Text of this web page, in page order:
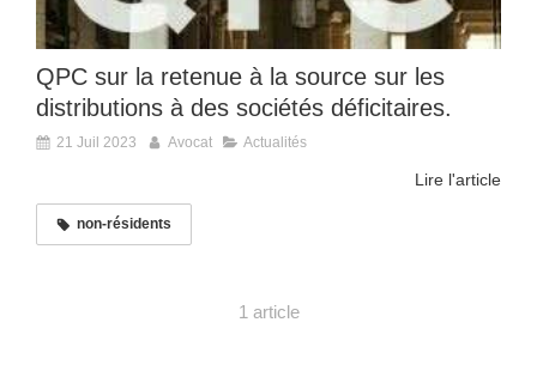
QPC sur la retenue à la source sur les
distributions à des sociétés déficitaires.
21 Juil 2023 Avocat Actualités
Lire l'article
non-résidents
1 article